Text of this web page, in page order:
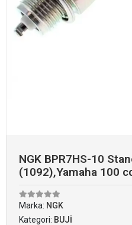
NGK BPR7HS-10
(1092),Yamaha 100
Marka: NGK
Kategori: BUJİ